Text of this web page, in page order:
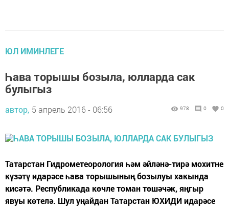
ЮЛ ИМИНЛЕГЕ
Һава торышы бозыла, юлларда сак
булыгыз
автор, 5 апрель 2016 - 06:56 978 0 0
Татарстан Гидрометеорология һәм әйләнә-тирә мохитне
күзәтү идарәсе һава торышының бозылуы хакында
кисәтә. Республикада көчле томан төшәчәк, яңгыр
явуы көтелә. Шул уңайдан Татарстан ЮХИДИ идарәсе